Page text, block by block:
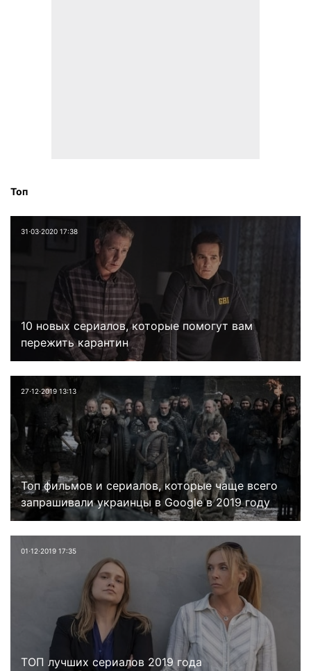
Топ
31⋅03⋅2020 17:38
10 новых сериалов, которые помогут вам
пережить карантин
27⋅12⋅2019 13:13
Топ фильмов и сериалов, которые чаще всего
запрашивали украинцы в Google в 2019 году
01⋅12⋅2019 17:35
ТОП лучших сериалов 2019 года